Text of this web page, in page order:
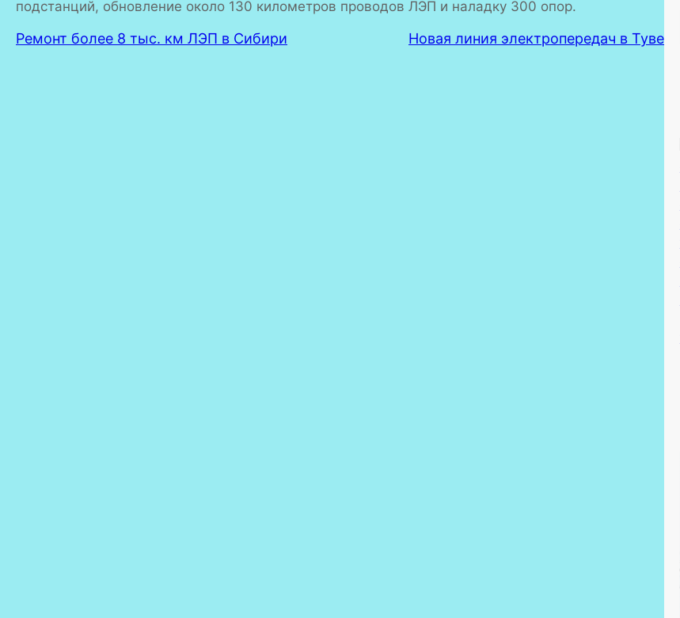
подстанций, обновление около 130 километров проводов ЛЭП и наладку 300 опор.
Ремонт более 8 тыс. км ЛЭП в Сибири Новая линия электропередач в Туве